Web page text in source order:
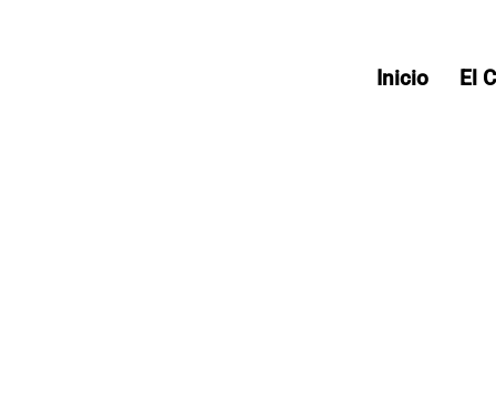
Inicio El